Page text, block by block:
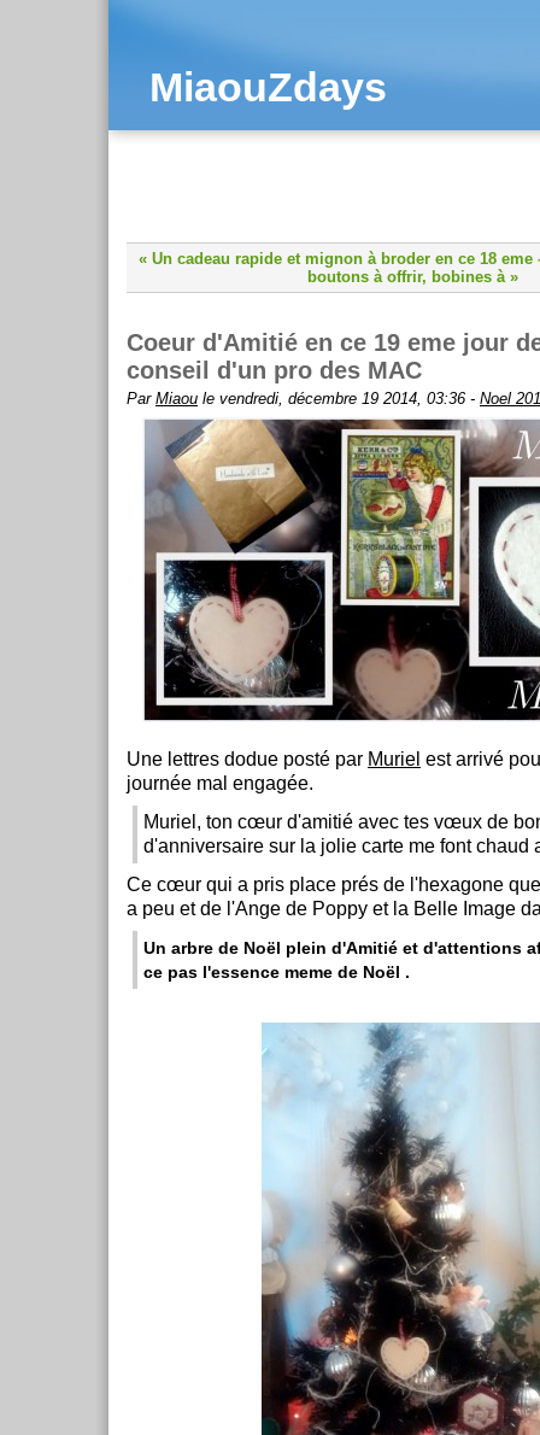
MiaouZdays
« Un cadeau rapide et mignon à broder en ce 18 eme
boutons à offrir, bobines à »
Coeur d'Amitié en ce 19 eme jour
conseil d'un pro des MAC
Par Miaou le vendredi, décembre 19 2014, 03:36 - Noel
Une lettres dodue posté par Muriel est arrivé
journée mal engagée.
Muriel, ton cœur d'amitié avec tes vœux de
d'anniversaire sur la jolie carte me font chaud
Ce cœur qui a pris place prés de l'hexagone
a peu et de l'Ange de Poppy et la Belle Image
Un arbre de Noël plein d'Amitié et d'attentions
ce pas l'essence meme de Noël .